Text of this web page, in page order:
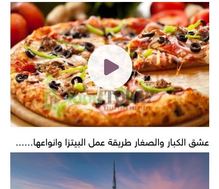
عشق الكبار والصغار طريقة عمل البيتزا وانواعها......